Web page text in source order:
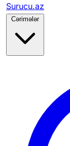
Surucu.az
Cərimələr